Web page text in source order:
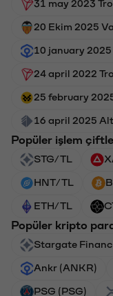
31 may 2023
20 Ekim 2025
10 january
24 april 2022
25 february
16 april 2025
Popüler işlem
STG/TL
HNT/TL
ETH/TL
Popüler kripto
Stargate
Ankr (ANKR)
PSG (PSG)